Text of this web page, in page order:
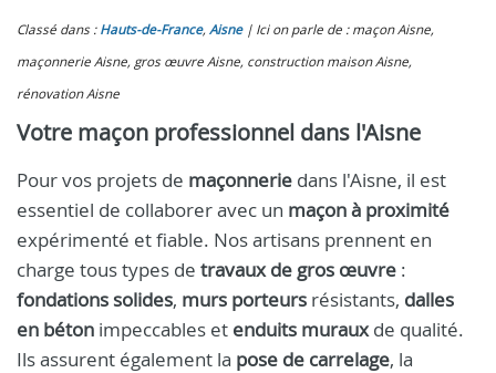
Classé dans : Hauts-de-France, Aisne
Ici on parle de : maçon Aisne,
maçonnerie Aisne, gros œuvre Aisne, construction maison Aisne,
rénovation Aisne
Votre maçon professionnel dans l'Aisne
Pour vos projets de maçonnerie dans l'Aisne, il est
essentiel de collaborer avec un maçon à proximité
expérimenté et fiable. Nos artisans prennent en
charge tous types de travaux de gros œuvre :
fondations solides, murs porteurs résistants, dalles
en béton impeccables et enduits murauxde qualité.
Ils assurent également la pose de carrelage, la